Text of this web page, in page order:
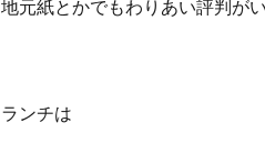
地元紙とかでもわりあい評判がい
ランチは